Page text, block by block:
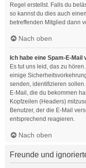
Regel erstellst. Falls du
so kannst du dies auch
betreffenden Mitglied dann
Nach oben
Ich habe eine Spam-E-
Es tut uns leid, das zu
einige
senden, identifizieren
E-Mail, die du bekommen
Kopfzeilen (Headers)
Benutzer, der die E-Mail
entsprechend reagieren.
Nach oben
Freunde und